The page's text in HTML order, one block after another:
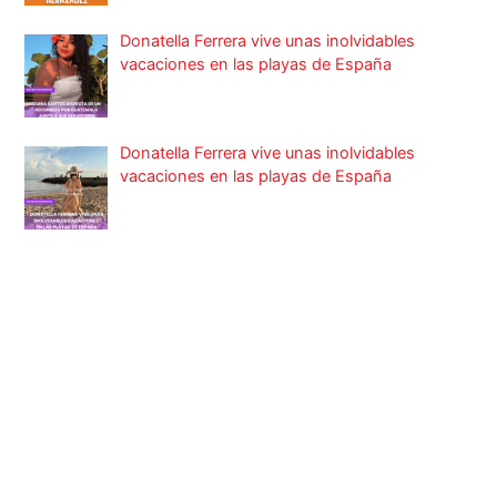
Donatella Ferrera vive unas inolvidables
vacaciones en las playas de España
Donatella Ferrera vive unas inolvidables
vacaciones en las playas de España